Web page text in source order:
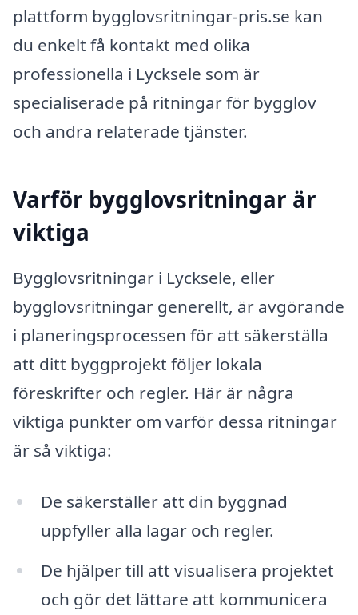
plattform bygglovsritningar-pris.se kan
du enkelt få kontakt med olika
professionella i Lycksele som är
specialiserade på ritningar för bygglov
och andra relaterade tjänster.
Varför bygglovsritningar är
viktiga
Bygglovsritningar i Lycksele, eller
bygglovsritningar generellt, är avgörande
i planeringsprocessen för att säkerställa
att ditt byggprojekt följer lokala
föreskrifter och regler. Här är några
viktiga punkter om varför dessa ritningar
är så viktiga:
De säkerställer att din byggnad
uppfyller alla lagar och regler.
De hjälper till att visualisera projektet
och gör det lättare att kommunicera